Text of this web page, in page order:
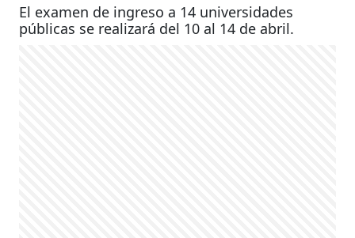
El examen de ingreso a 14 universidades
públicas se realizará del 10 al 14 de abril.